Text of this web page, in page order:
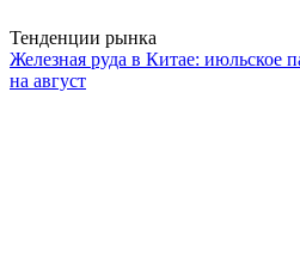
Тенденции рынка
Железная руда в Китае: июльское
на август